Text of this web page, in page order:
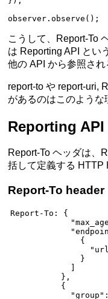
observer.observe ();
こうして、Report-To
は Reporting API とい
他の API から参照され
report-to や report-uri,
があるのはこのような
Reporting API
Report-To ヘッダは、
括して定義する HTTP
Report-To header
Report-To :
{
               {
               }
           },
           {
             "group"